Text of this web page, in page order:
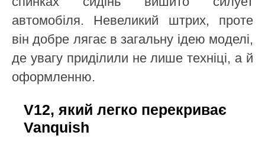
автомобіля. Невеликий штрих, проте
він добре лягає в загальну ідею моделі,
де увагу приділили не лише техніці, а й
оформленню.
V12, який легко перекриває
Vanquish